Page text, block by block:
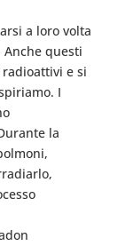
a loro volta
questi
e si
I
la